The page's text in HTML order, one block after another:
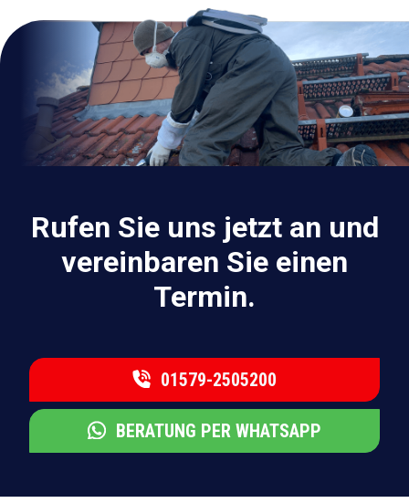
Rufen Sie uns jetzt an und
vereinbaren Sie einen
Termin.
01579-2505200
BERATUNG PER WHATSAPP